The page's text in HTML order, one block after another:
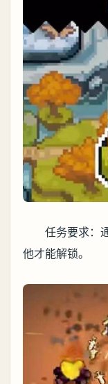
任务要求：
他才能解锁。